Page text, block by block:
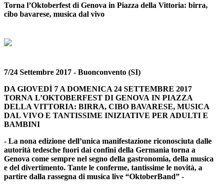
Torna l’Oktoberfest di Genova in Piazza della Vittoria: birra,
cibo bavarese, musica dal vivo
7/24 Settembre 2017 - Buonconvento (SI)
DA GIOVEDÌ 7 A DOMENICA 24 SETTEMBRE 2017
TORNA L’OKTOBERFEST DI GENOVA IN PIAZZA
DELLA VITTORIA: BIRRA, CIBO BAVARESE, MUSICA
DAL VIVO E TANTISSIME INIZIATIVE PER ADULTI E
BAMBINI
- La nona edizione dell’unica manifestazione riconosciuta dalle
autorità tedesche fuori dai confini della Germania torna a
Genova come sempre nel segno della gastronomia, della musica
e del divertimento. Tante le conferme, tantissime le novità, a
partire dalla rassegna di musica live “OktoberBand” -